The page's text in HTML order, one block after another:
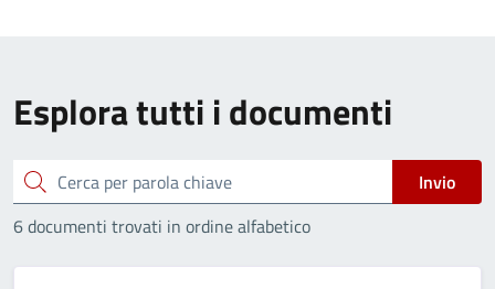
Esplora tutti i documenti
Cerca
Invio
6 documenti trovati in ordine alfabetico